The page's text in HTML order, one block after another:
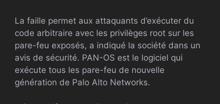
La faille permet aux attaquants d’exécuter du
code arbitraire avec les privilèges root sur les
pare-feu exposés, a indiqué la société dans un
avis de sécurité. PAN-OS est le logiciel qui
exécute tous les pare-feu de nouvelle
génération de Palo Alto Networks.